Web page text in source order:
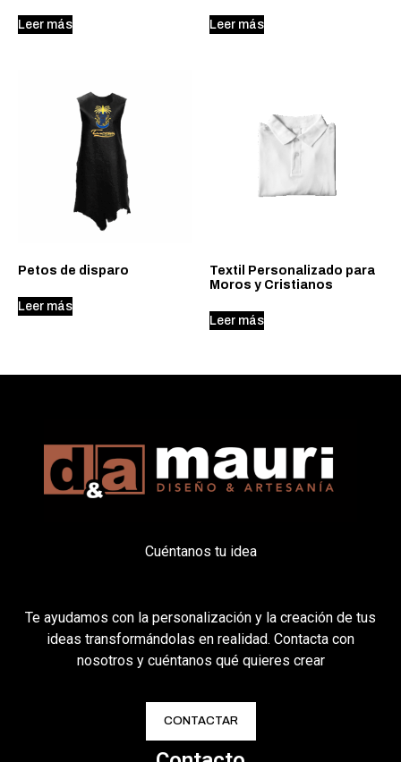
Leer más Leer más
Petos de disparo
Leer más
Textil Personalizado para
Moros y Cristianos
Leer más
Cuéntanos tu idea
Te ayudamos con la personalización y la creación de tus
ideas transformándolas en realidad. Contacta con
nosotros y cuéntanos qué quieres crear
CONTACTAR